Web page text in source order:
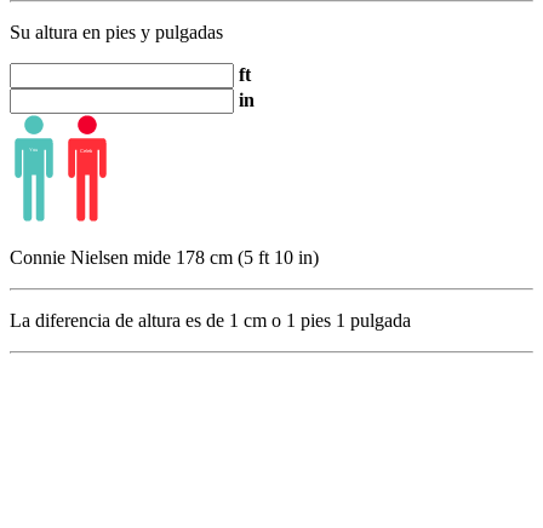
Su altura en pies y pulgadas
ft
in
Connie Nielsen mide 178 cm (5 ft 10 in)
La diferencia de altura es de 1 cm o 1 pies 1 pulgada